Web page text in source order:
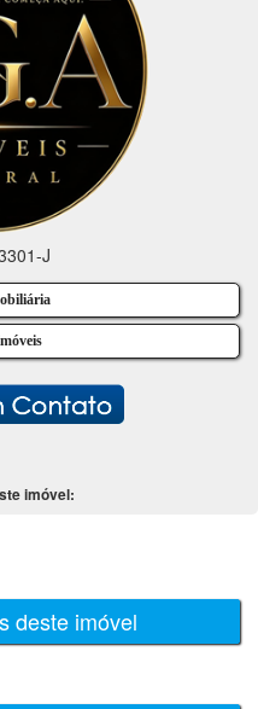
J
imóvel:
deste imóvel